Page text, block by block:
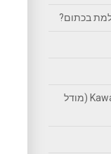
בכתום?
מיצו רוכב על Kawasaki ZX14 (מודל